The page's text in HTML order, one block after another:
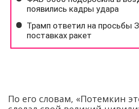
По его словам, «Потемкин